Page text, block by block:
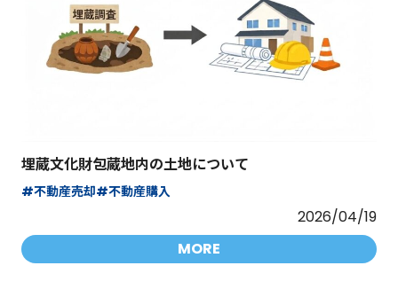
埋蔵文化財包蔵地内の土地について
#不動産売却#不動産購入
2026/04/19
MORE